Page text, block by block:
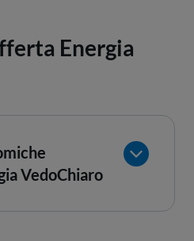
Energia
VedoChiaro